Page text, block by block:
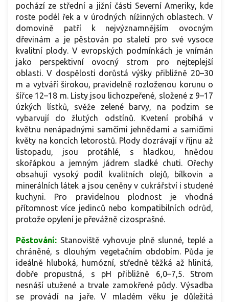
pochází ze střední a jižní části Severní Ameriky, kde
roste podél řek a v úrodných nížinných oblastech. V
domovině patří k nejvýznamnějším ovocným
dřevinám a je pěstován po staletí pro své vysoce
kvalitní plody. V evropských podmínkách je vnímán
jako perspektivní ovocný strom pro nejteplejší
oblasti. V dospělosti dorůstá výšky přibližně 20–30
m a vytváří širokou, pravidelně rozloženou korunu o
šířce 12–18 m. Listy jsou lichozpeřené, složené z 9–17
úzkých lístků, svěže zelené barvy, na podzim se
vybarvují do žlutých odstínů. Kvetení probíhá v
květnu nenápadnými samčími jehnědami a samičími
květy na koncích letorostů. Plody dozrávají v říjnu až
listopadu, jsou protáhlé, s hladkou, hnědou
skořápkou a jemným jádrem sladké chuti. Ořechy
obsahují vysoký podíl kvalitních olejů, bílkovin a
minerálních látek a jsou ceněny v cukrářství i studené
kuchyni. Pro pravidelnou plodnost je vhodná
přítomnost více jedinců nebo kompatibilních odrůd,
protože opylení je převážně cizosprašné.
Pěstování: Stanoviště vyhovuje plně slunné, teplé a
chráněné, s dlouhým vegetačním obdobím. Půda je
ideálně hluboká, humózní, středně těžká až hlinitá,
dobře propustná, s pH přibližně 6,0–7,5. Strom
nesnáší utužené a trvale zamokřené půdy. Výsadba
se provádí na jaře. V mladém věku je důležitá